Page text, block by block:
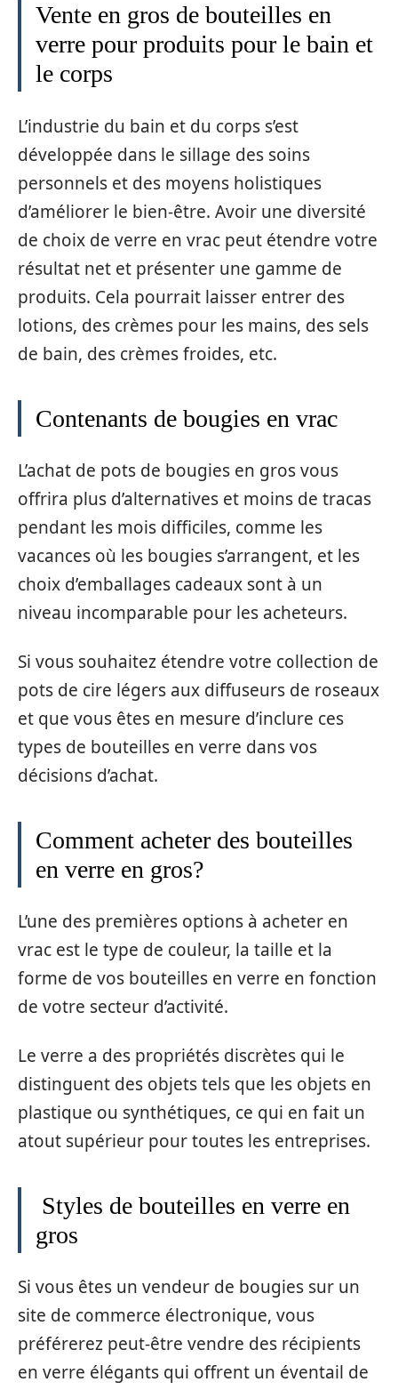
Vente en gros de bouteilles en
verre pour produits pour le bain et
le corps
L’industrie du bain et du corps s’est
développée dans le sillage des soins
personnels et des moyens holistiques
d’améliorer le bien-être. Avoir une diversité
de choix de verre en vrac peut étendre votre
résultat net et présenter une gamme de
produits. Cela pourrait laisser entrer des
lotions, des crèmes pour les mains, des sels
de bain, des crèmes froides, etc.
Contenants de bougies en vrac
L’achat de pots de bougies en gros vous
offrira plus d’alternatives et moins de tracas
pendant les mois difficiles, comme les
vacances où les bougies s’arrangent, et les
choix d’emballages cadeaux sont à un
niveau incomparable pour les acheteurs.
Si vous souhaitez étendre votre collection de
pots de cire légers aux diffuseurs de roseaux
et que vous êtes en mesure d’inclure ces
types de bouteilles en verre dans vos
décisions d’achat.
Comment acheter des bouteilles
en verre en gros?
L’une des premières options à acheter en
vrac est le type de couleur, la taille et la
forme de vos bouteilles en verre en fonction
de votre secteur d’activité.
Le verre a des propriétés discrètes qui le
distinguent des objets tels que les objets en
plastique ou synthétiques, ce qui en fait un
atout supérieur pour toutes les entreprises.
Styles de bouteilles en verre en
gros
Si vous êtes un vendeur de bougies sur un
site de commerce électronique, vous
préférerez peut-être vendre des récipients
en verre élégants qui offrent un éventail de